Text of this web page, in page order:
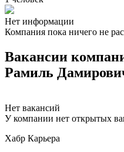
Нет информации
Компания пока ничего не
Вакансии
Рамиль
Нет вакансий
У компании нет открытых
Хабр Карьера